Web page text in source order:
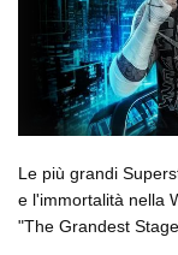
Le più grandi
e l'immortalità nella
"The Grandest